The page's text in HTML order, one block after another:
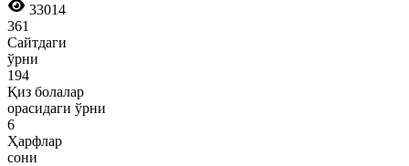
33014
361
Сайтдаги
ўрни
194
Қиз болалар
орасидаги ўрни
6
Ҳарфлар
сони